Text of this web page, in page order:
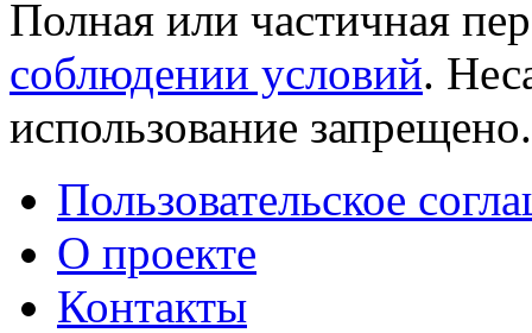
Полная или частичная
соблюдении условий.
использование
Пользовательское
О проекте
Контакты